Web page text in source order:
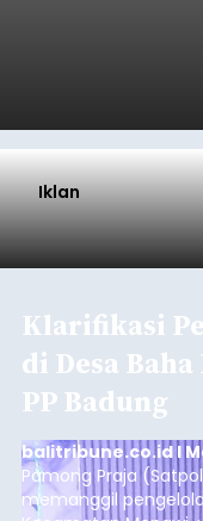
Iklan
Klarifikasi
di Desa
PP Badung
balitribune.co.id I
Pamong Praja
memanggil